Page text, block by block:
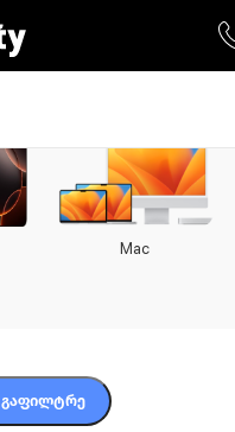
Mac
ᲒᲐᲤᲘᲚᲢᲠᲔ